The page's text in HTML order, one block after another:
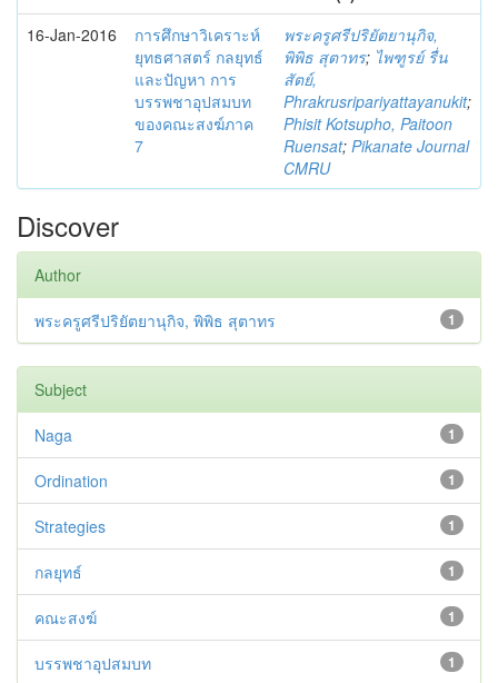
16-Jan-2016
การศึกษาวิเคราะห์
ยุทธศาสตร์ กลยุทธ์
และปัญหา การ
บรรพชาอุปสมบท
ของคณะสงฆ์ภาค
7
พระครูศรีปริยัตยานุกิจ,
พิพิธ สุตาทร; ไพฑูรย์ รื่น
สัตย์,
Phrakrusripariyattayanukit;
Phisit Kotsupho, Paitoon
Ruensat; Pikanate Journal
CMRU
Discover
Author
1
พระครูศรีปริยัตยานุกิจ, พิพิธ สุตาทร
Subject
1
Naga
1
Ordination
1
Strategies
1
กลยุทธ์
1
คณะสงฆ์
1
บรรพชาอุปสมบท